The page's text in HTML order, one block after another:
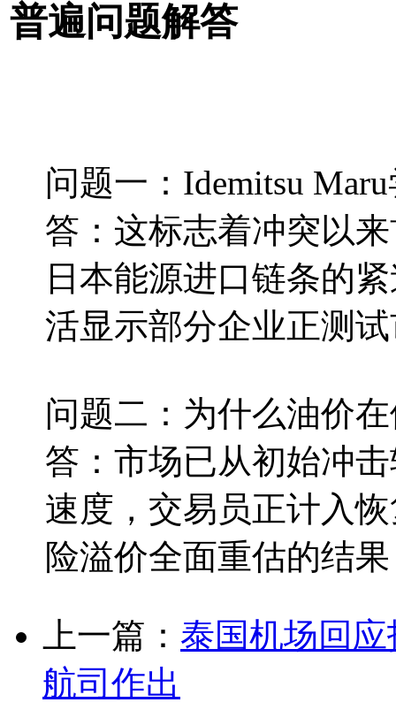
普遍问题解答
问题一：Idemitsu
答：这标志着冲突以
日本能源进口链条的
活显示部分企业正测
问题二：为什么油价
答：市场已从初始冲
速度，交易员正计入
险溢价全面重估的结
上一篇： 泰国机场回
航司作出